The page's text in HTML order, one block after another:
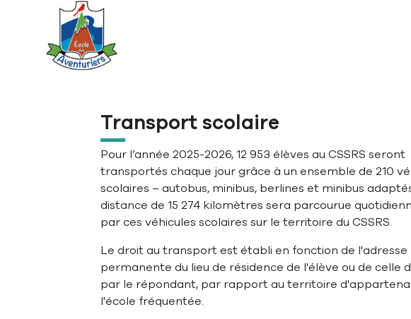
Aller à la navigation principale
Aller au contenu principal
Passer au pied de page
Transport scolaire
Pour l’année 2025-2026, 12 953 élèves au CSSRS seront
transportés chaque jour grâce à un ensemble de 210
scolaires – autobus, minibus, berlines et minibus
distance de 15 274 kilomètres sera parcourue
par ces véhicules scolaires sur le territoire du CSSRS.
Le droit au transport est établi en fonction de l'adresse
permanente du lieu de résidence de l'élève ou de celle
par le répondant, par rapport au territoire
l'école fréquentée.